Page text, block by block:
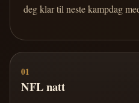
deg klar til neste kampdag
01
NFL natt